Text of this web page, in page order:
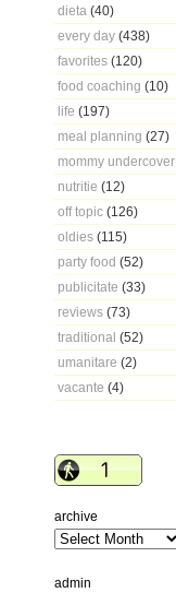
dieta (40)
every day (438)
favorites (120)
food coaching (10)
life (197)
meal planning (27)
mommy undercover
nutritie (12)
off topic (126)
oldies (115)
party food (52)
publicitate (33)
reviews (73)
traditional (52)
umanitare (2)
vacante (4)
archive
admin